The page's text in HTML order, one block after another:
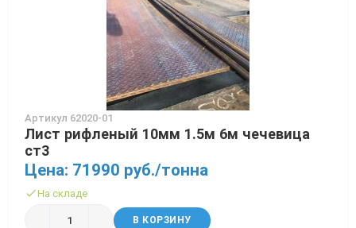
Артикул 62020-01
Лист рифленый 10мм 1.5м 6м чечевица
ст3
Цена: 71990 руб./тонна
На складе
В КОРЗИНУ